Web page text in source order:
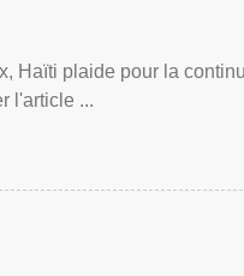
Haïti plaide pour la
l'article ...